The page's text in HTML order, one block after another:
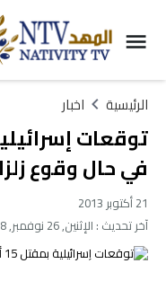
الرئيسية اخبار
في حال وقوع
21 أكتوبر 2013
آخر تحديث : الإثنين, 26 نوفمبر, 2018 - 8:14 مساءً